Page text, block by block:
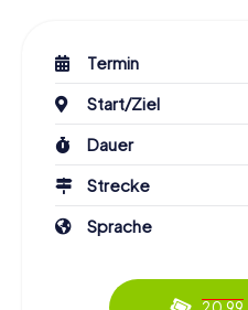
Termin
Start/Ziel
Dauer
Strecke
Sprache